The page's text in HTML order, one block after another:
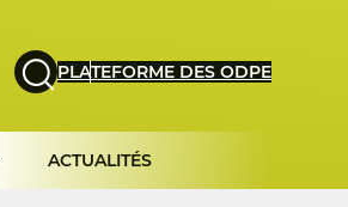
PLATEFORME DES ODPE
ACTUALITÉS